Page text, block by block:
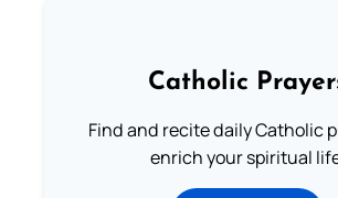
Catholic
Find and recite daily Catholic
enrich your spiritual